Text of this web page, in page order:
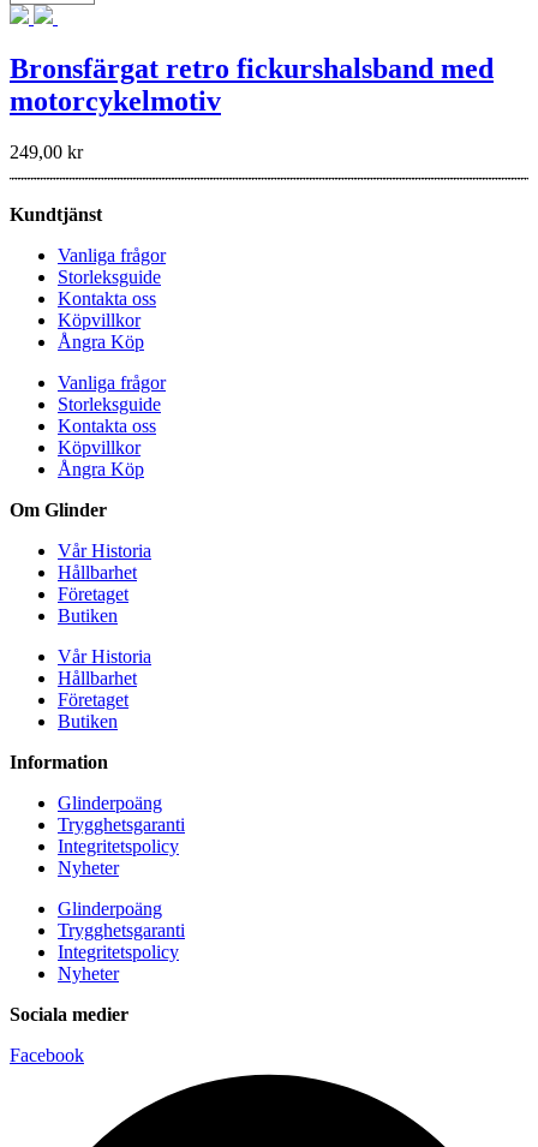
Bronsfärgat retro fickurshalsband med
motorcykelmotiv
249,00 kr
Kundtjänst
Vanliga frågor
Storleksguide
Kontakta oss
Köpvillkor
Ångra Köp
Vanliga frågor
Storleksguide
Kontakta oss
Köpvillkor
Ångra Köp
Om Glinder
Vår Historia
Hållbarhet
Företaget
Butiken
Vår Historia
Hållbarhet
Företaget
Butiken
Information
Glinderpoäng
Trygghetsgaranti
Integritetspolicy
Nyheter
Glinderpoäng
Trygghetsgaranti
Integritetspolicy
Nyheter
Sociala medier
Facebook